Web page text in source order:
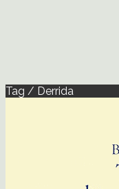
Tag / Derrida